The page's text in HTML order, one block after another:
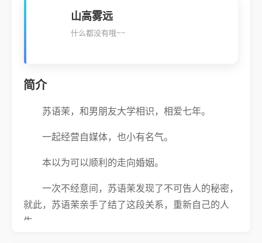
山高雾远
什么都没有哦~~
简介
苏语茉，和男朋友大学相识，相爱七年。
一起经营自媒体，也小有名气。
本以为可以顺利的走向婚姻。
一次不经意间，苏语茉发现了不可告人的秘密，
就此，苏语茉亲手了结了这段关系，重新自己的人
生。